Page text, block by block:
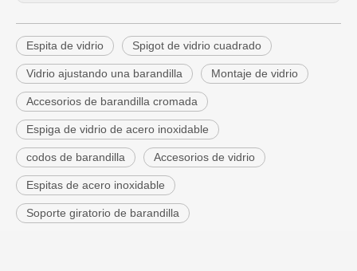
Espita de vidrio Spigot de vidrio cuadrado
Vidrio ajustando una barandilla Montaje de vidrio
Accesorios de barandilla cromada
Espiga de vidrio de acero inoxidable
codos de barandilla Accesorios de vidrio
Espitas de acero inoxidable
Soporte giratorio de barandilla